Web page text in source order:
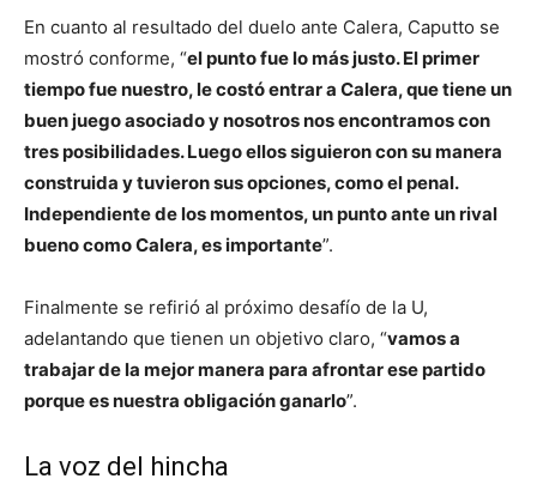
En cuanto al resultado del duelo ante Calera, Caputto se
mostró conforme, “el punto fue lo más justo. El primer
tiempo fue nuestro, le costó entrar a Calera, que tiene un
buen juego asociado y nosotros nos encontramos con
tres posibilidades. Luego ellos siguieron con su manera
construida y tuvieron sus opciones, como el penal.
Independiente de los momentos, un punto ante un rival
bueno como Calera, es importante”.
Finalmente se refirió al próximo desafío de la U,
adelantando que tienen un objetivo claro, “vamos a
trabajar de la mejor manera para afrontar ese partido
porque es nuestra obligación ganarlo”.
La voz del hincha